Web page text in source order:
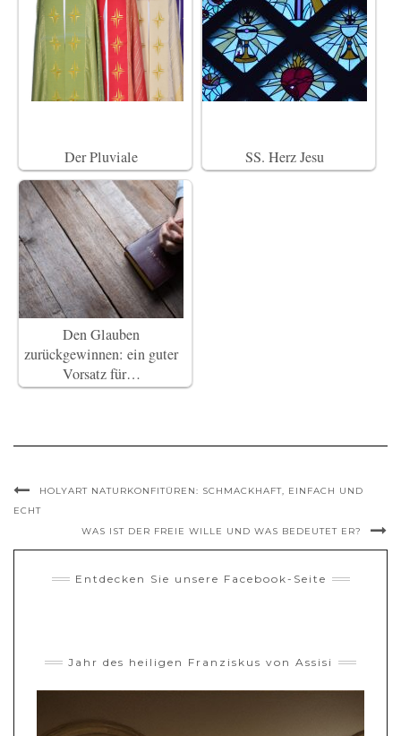
Der Pluviale SS. Herz Jesu
Den Glauben
zurückgewinnen: ein guter
Vorsatz für…
HOLYART NATURKONFITÜREN: SCHMACKHAFT, EINFACH UND
ECHT
WAS IST DER FREIE WILLE UND WAS BEDEUTET ER?
Entdecken Sie unsere Facebook-Seite
Jahr des heiligen Franziskus von Assisi